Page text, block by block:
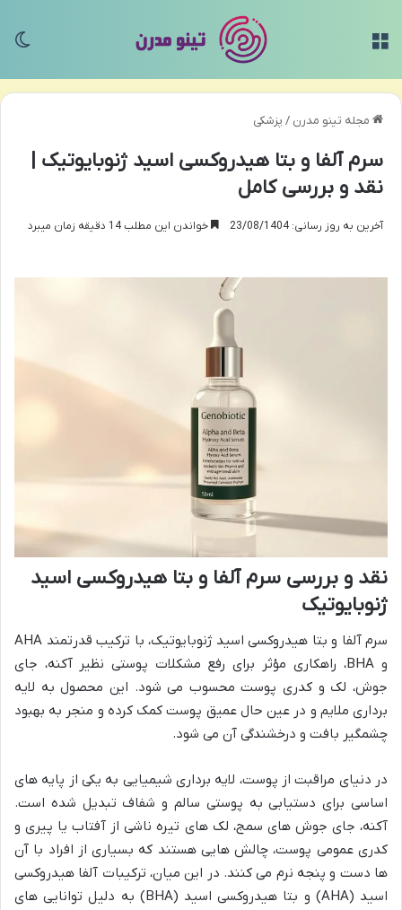
مجله تینو مدرن / پزشکی
سرم آلفا و بتا هیدروکسی اسید ژنوبایوتیک |
نقد و بررسی کامل
آخرین به روز رسانی: 23/08/1404 خواندن این مطلب 14 دقیقه زمان میبرد
نقد و بررسی سرم آلفا و بتا هیدروکسی اسید
ژنوبایوتیک
سرم آلفا و بتا هیدروکسی اسید ژنوبایوتیک، با ترکیب قدرتمند AHA
و BHA، راهکاری مؤثر برای رفع مشکلات پوستی نظیر آکنه، جای
جوش، لک و کدری پوست محسوب می شود. این محصول به لایه
برداری ملایم و در عین حال عمیق پوست کمک کرده و منجر به بهبود
چشمگیر بافت و درخشندگی آن می شود.
در دنیای مراقبت از پوست، لایه برداری شیمیایی به یکی از پایه های
اساسی برای دستیابی به پوستی سالم و شفاف تبدیل شده است.
آکنه، جای جوش های سمج، لک های تیره ناشی از آفتاب یا پیری و
کدری عمومی پوست، چالش هایی هستند که بسیاری از افراد با آن
ها دست و پنجه نرم می کنند. در این میان، ترکیبات آلفا هیدروکسی
اسید (AHA) و بتا هیدروکسی اسید (BHA) به دلیل توانایی های